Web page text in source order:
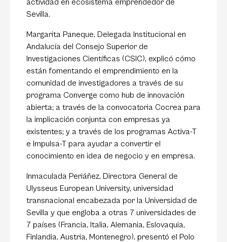
actividad en ecosistema emprendedor de
Sevilla.
Margarita Paneque, Delegada Institucional en
Andalucía del Consejo Superior de
Investigaciones Científicas (CSIC), explicó cómo
están fomentando el emprendimiento en la
comunidad de investigadores a través de su
programa Converge como hub de innovación
abierta; a través de la convocatoria Cocrea para
la implicación conjunta con empresas ya
existentes; y a través de los programas Activa-T
e Impulsa-T para ayudar a convertir el
conocimiento en idea de negocio y en empresa.
Inmaculada Periáñez, Directora General de
Ulysseus European University, universidad
transnacional encabezada por la Universidad de
Sevilla y que engloba a otras 7 universidades de
7 países (Francia, Italia, Alemania, Eslovaquia,
Finlandia, Austria, Montenegro), presentó el Polo